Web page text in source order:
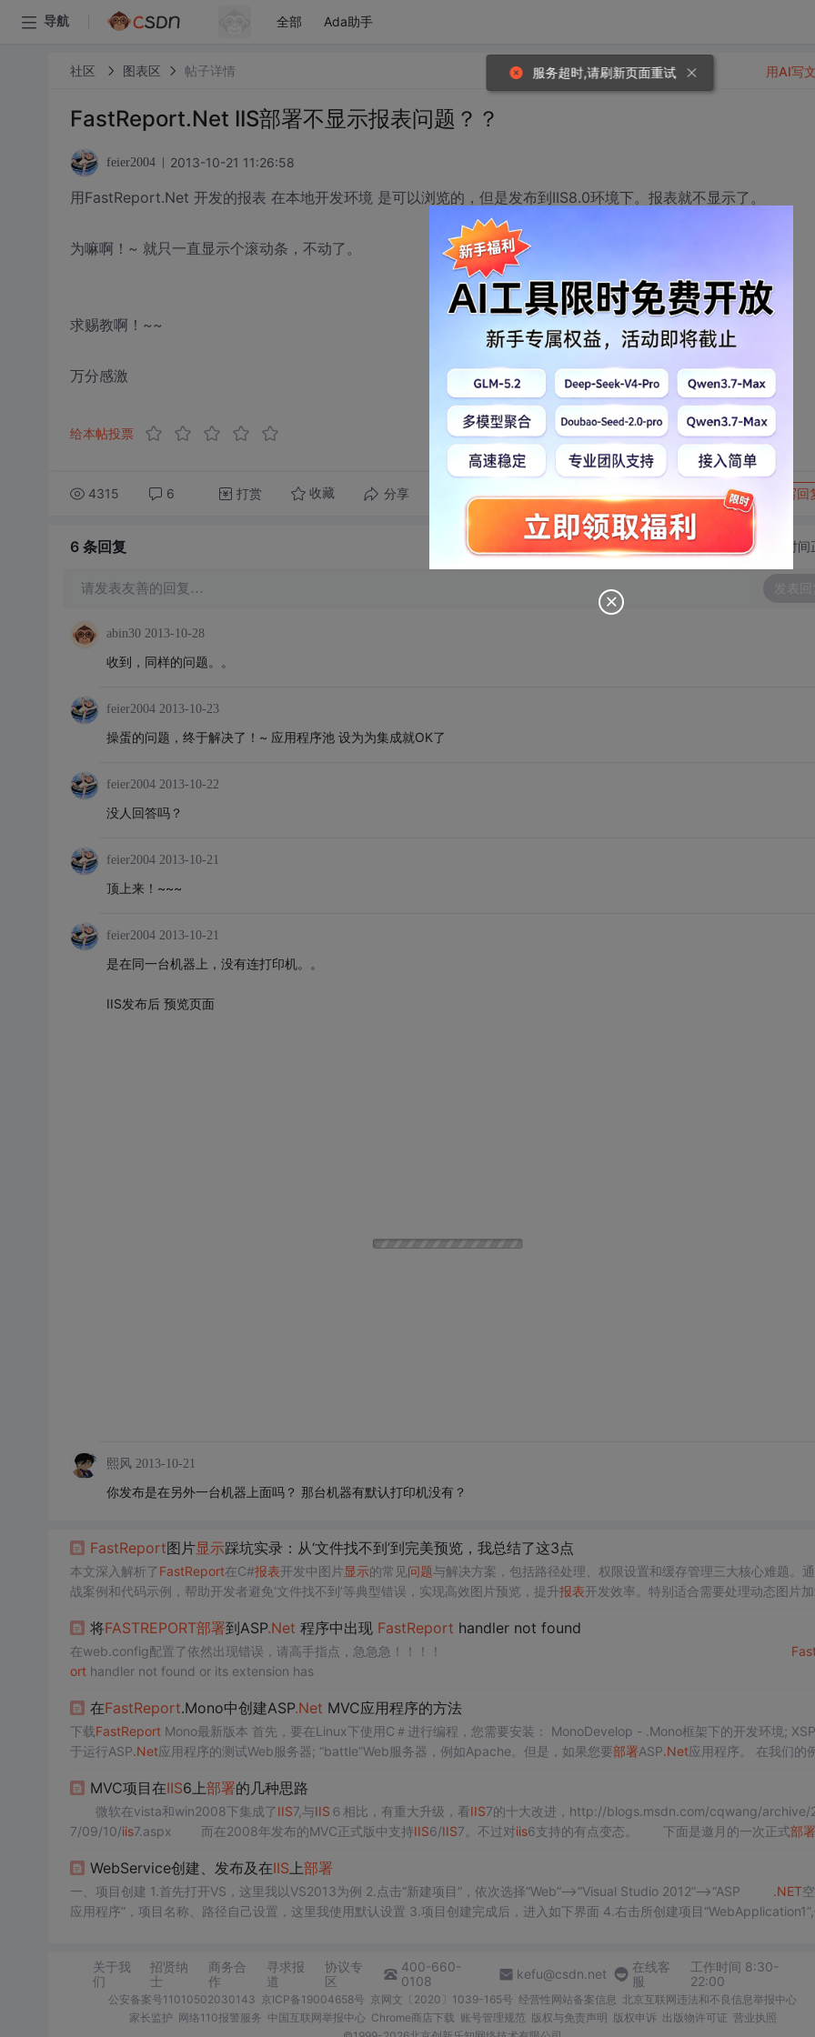
导航 全部 Ada助手
社区 图表区 帖子详情
FastReport.Net IIS部署不显示报表问题？？
feier2004 2013-10-21 11:26:58
用FastReport.Net 开发的报表 在本地开发环境 是可以浏览的，但是发布到IIS8.0环境下。报表就不显示了。
为嘛啊！~ 就只一直显示个滚动条，不动了。
求赐教啊！~~
万分感激
给本帖投票
4315 6 打赏 收藏 分享 转发到动态 举报 写回
用AI写
6 条回复 切换为时间
请发表友善的回复… 发表回
abin30 2013-10-28
收到，同样的问题。。
feier2004 2013-10-23
操蛋的问题，终于解决了！~ 应用程序池 设为为集成就OK了
feier2004 2013-10-22
没人回答吗？
feier2004 2013-10-21
顶上来！~~~
feier2004 2013-10-21
是在同一台机器上，没有连打印机。。
IIS发布后 预览页面
熙风 2013-10-21
你发布是在另外一台机器上面吗？ 那台机器有默认打印机没有？
FastReport图片显示踩坑实录：从‘文件找不到’到完美预览，我总结了这3点
本文深入解析了FastReport在C#报表开发中图片显示的常见问题与解决方案，包括路径处理、权限设置和缓存管理三大核心难题。
战案例和代码示例，帮助开发者避免‘文件找不到’等典型错误，实现高效图片预览，提升报表开发效率。特别适合需要处理动态图片加
将FASTREPORT部署到ASP.Net 程序中出现 FastReport handler not found
orthandler not found or its extension has
在FastReport.Mono中创建ASP.Net MVC应用程序的方法
下载FastReportMono最新版本 首先，要在Linux下使用C＃进行编程，您需要安装： MonoDevelop - .Mono框架下的开发环境; XSP - 用
于运行ASP.Net应用程序的测试Web服务器; “battle”Web服务器，例如Apache。但是，如果您要部署ASP.Net应用程序。 在我们的例子
MVC项目在IIS6上部署的几种思路
微软在vista和win2008下集成了IIS7,与IIS ６相比，有重大升级，看IIS7的十大改进，http://blogs.msdn.com/cqwang/archive/
7/09/10/iis7.aspx 而在2008年发布的MVC正式版中支持IIS6/IIS7。不过对iis6支持的有点变态。 下面是邀月的一次正式部署
WebService创建、发布及在IIS上部署
一、项目创建 1.首先打开VS，这里我以VS2013为例 2.点击“新建项目”，依次选择“Web”——>“Visual Studio 2012”——>“ASP .NET
应用程序”，项目名称、路径自己设置，这里我使用默认设置 3.项目创建完成后，进入如下界面 4.右击所创建项目“WebApplication1”,
关于我
们
招贤纳
士
商务合
作
寻求报
道
协议专
区
400-660-
0108
kefu@csdn.net
在线客
服
工作时间 8:30-
22:00
公安备案号11010502030143 京ICP备19004658号 京网文〔2020〕1039-165号 经营性网站备案信息 北京互联网违法和不良信息举报中心
家长监护 网络110报警服务 中国互联网举报中心 Chrome商店下载 账号管理规范 版权与免责声明 版权申诉 出版物许可证 营业执照
服务超时,请刷新页面重试